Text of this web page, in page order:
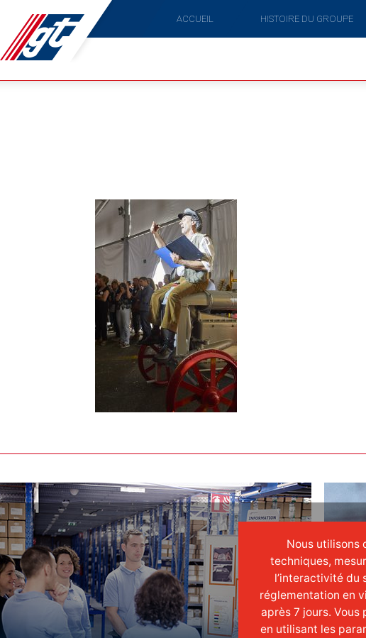
ACCUEIL HISTOIRE DU GROUPE
Nous utilisons
techniques,
l’interactivité du
réglementation en
après 7 jours.
en utilisant les